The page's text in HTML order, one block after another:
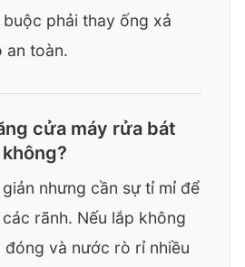
phải thay ống xả
an toàn.
cửa máy rửa bát
nhưng cần sự tỉ mỉ để
rãnh. Nếu lắp không
đóng và nước rò rỉ nhiều